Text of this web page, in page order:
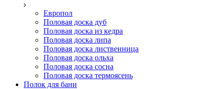
Европол
Половая доска дуб
Половая доска из кедра
Половая доска липа
Половая доска лиственница
Половая доска ольха
Половая доска сосна
Половая доска термоясень
Полок для бани